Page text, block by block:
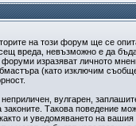
на този форум ще се
вреда, невъзможно е да
изразяват личното
(като изключим
вулгарен,
Такова поведение
и уведомяването на вашия